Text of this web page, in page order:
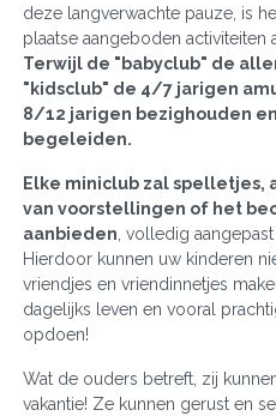
deze langverwachte pauze, is
plaatse aangeboden
Terwijl de "babyclub" de
"kidsclub" de 4/7 jarigen
8/12 jarigen bezighouden
begeleiden.
Elke miniclub zal spelletjes,
van voorstellingen of het
aanbieden, volledig
Hierdoor kunnen uw kinderen
vriendjes en vriendinnetjes
dagelijks leven en vooral
opdoen!
Wat de ouders betreft, zij
vakantie! Ze kunnen gerust en